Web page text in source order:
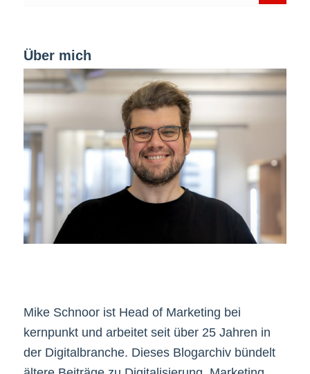
Über mich
Mike Schnoor ist Head of Marketing bei
kernpunkt und arbeitet seit über 25 Jahren in
der Digitalbranche. Dieses Blogarchiv bündelt